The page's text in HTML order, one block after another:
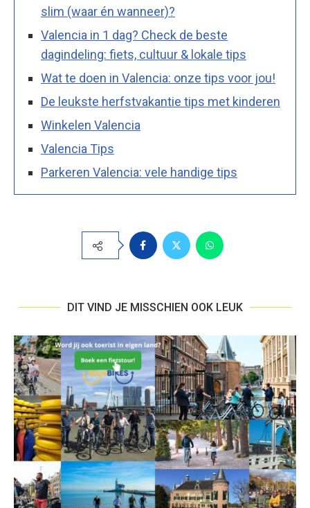
slim (waar én wanneer)?
Valencia in 1 dag? Check de beste
dagindeling: fiets, cultuur & lokale tips
Wat te doen in Valencia: onze tips voor jou!
De leukste herfstvakantie tips met kinderen
Winkelen Valencia
Valencia Tips
Parkeren Valencia: vele handige tips
DIT VIND JE MISSCHIEN OOK LEUK